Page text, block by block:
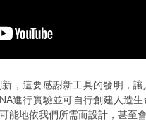
，這要感謝新工具的發明，
進行實驗並可自行創建人造
能地依我們所需而設計，甚至